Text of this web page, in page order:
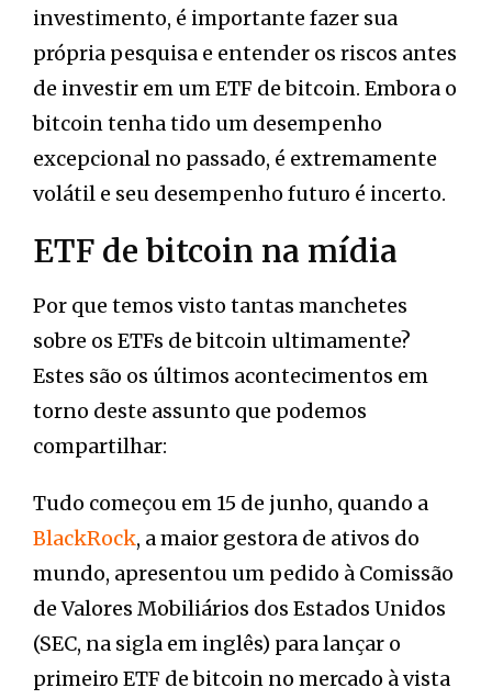
investimento, é importante fazer sua
própria pesquisa e entender os riscos antes
de investir em um ETF de bitcoin. Embora o
bitcoin tenha tido um desempenho
excepcional no passado, é extremamente
volátil e seu desempenho futuro é incerto.
ETF de bitcoin na mídia
Por que temos visto tantas manchetes
sobre os ETFs de bitcoin ultimamente?
Estes são os últimos acontecimentos em
torno deste assunto que podemos
compartilhar:
Tudo começou em 15 de junho, quando a
BlackRock, a maior gestora de ativos do
mundo, apresentou um pedido à Comissão
de Valores Mobiliários dos Estados Unidos
(SEC, na sigla em inglês) para lançar o
primeiro ETF de bitcoin no mercado à vista